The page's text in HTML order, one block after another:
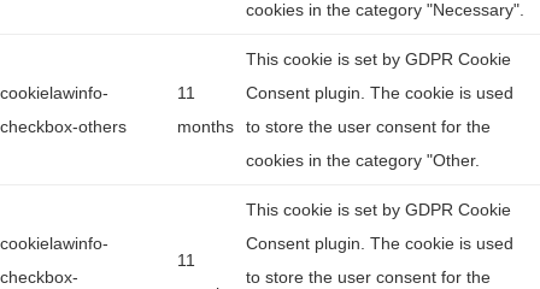
cookies in the category "Necessary".
cookielawinfo-
checkbox-others
11
months
This cookie is set by GDPR Cookie
Consent plugin. The cookie is used
to store the user consent for the
cookies in the category "Other.
cookielawinfo-
checkbox-
11
This cookie is set by GDPR Cookie
Consent plugin. The cookie is used
to store the user consent for the